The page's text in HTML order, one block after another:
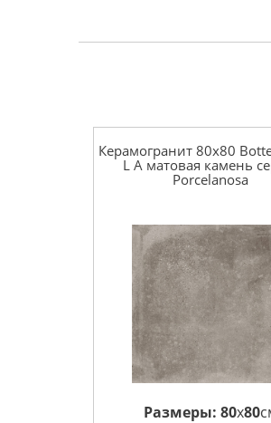
Керамогранит 80x80
L A матовая камень
Porcelanosa
Размеры: 80x80